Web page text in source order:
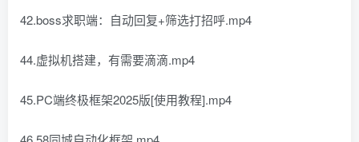
42.boss求职端：自动回复+筛选打招呼.mp4
44.虚拟机搭建，有需要滴滴.mp4
45.PC端终极框架2025版[使用教程].mp4